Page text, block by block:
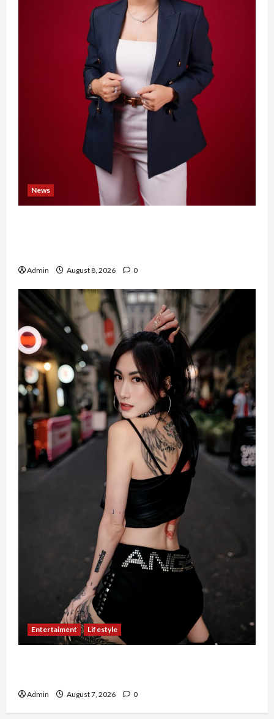
News
Admin August 8, 2026 0
Entertaiment Lifestyle
Admin August 7, 2026 0